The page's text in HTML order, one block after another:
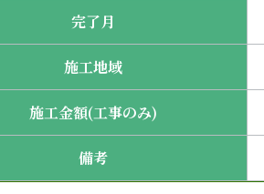
完了月
施工地域
施工金額(工事のみ)
備考